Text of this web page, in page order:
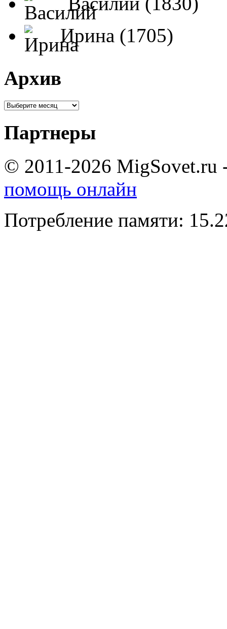
Ирина (1705)
Архив
Партнеры
© 2011-2026 MigSovet.ru
помощь онлайн
Потребление памяти: